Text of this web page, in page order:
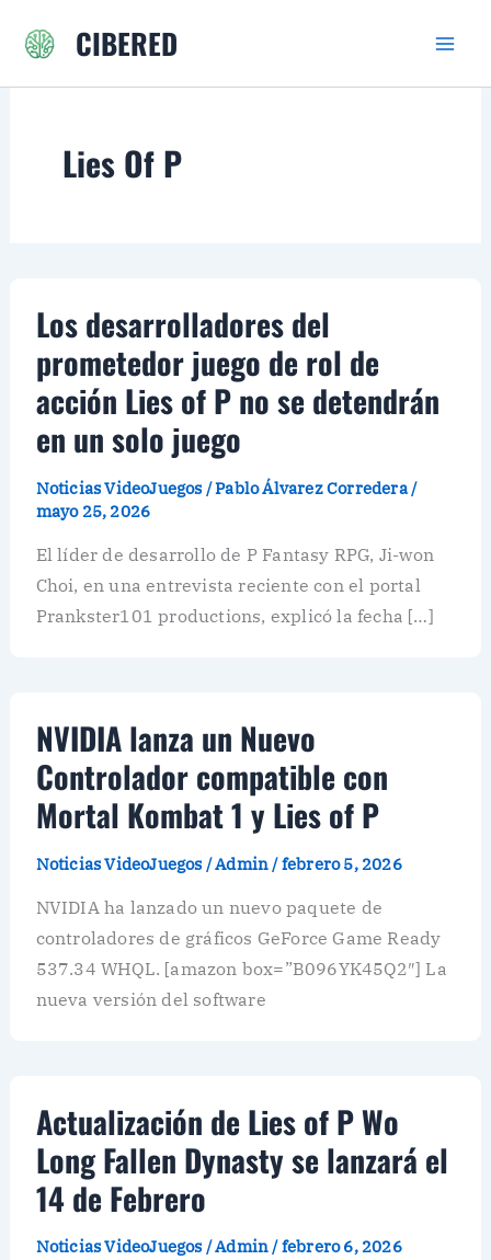
CIBERED
Lies Of P
Los desarrolladores del
prometedor juego de rol de
acción Lies of P no se detendrán
en un solo juego
Noticias VideoJuegos /Pablo Álvarez Corredera/
mayo 25, 2026
El líder de desarrollo de P Fantasy RPG, Ji-won
Choi, en una entrevista reciente con el portal
Prankster101 productions, explicó la fecha […]
NVIDIA lanza un Nuevo
Controlador compatible con
Mortal Kombat 1 y Lies of P
Noticias VideoJuegos /Admin /febrero 5, 2026
NVIDIA ha lanzado un nuevo paquete de
controladores de gráficos GeForce Game Ready
537.34 WHQL. [amazon box=”B096YK45Q2″] La
nueva versión del software
Actualización de Lies of P Wo
Long Fallen Dynasty se lanzará el
14 de Febrero
Noticias VideoJuegos /Admin/febrero 6, 2026